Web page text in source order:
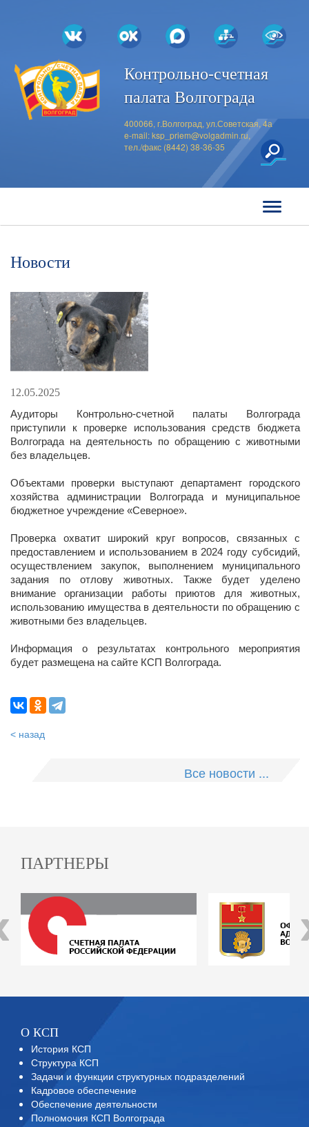
Контрольно-счетная
палата Волгограда
400066, г.Волгоград, ул.Советская, 4а
e-mail:ksp_priem@volgadmin.ru,
тел./факс (8442) 38-36-35
Новости
12.05.2025
Аудиторы Контрольно-счетной палаты Волгограда
приступили к проверке использования средств бюджета
Волгограда на деятельность по обращению с животными
без владельцев.
Объектами проверки выступают департамент городского
хозяйства администрации Волгограда и муниципальное
бюджетное учреждение «Северное».
Проверка охватит широкий круг вопросов, связанных с
предоставлением и использованием в 2024 году субсидий,
осуществлением закупок, выполнением муниципального
задания по отлову животных. Также будет уделено
внимание организации работы приютов для животных,
использованию имущества в деятельности по обращению с
животными без владельцев.
Информация о результатах контрольного мероприятия
будет размещена на сайте КСП Волгограда.
< назад
Все новости ...
ПАРТНЕРЫ
О КСП
История КСП
Структура КСП
Задачи и функции структурных подразделений
Кадровое обеспечение
Обеспечение деятельности
Полномочия КСП Волгограда